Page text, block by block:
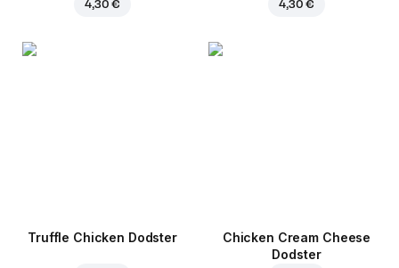
4,30 € 4,30 €
Truffle Chicken Dodster
Chicken Cream Cheese
Dodster